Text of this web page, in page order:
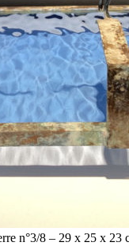
n°3/8 – 29 x 25 x 23